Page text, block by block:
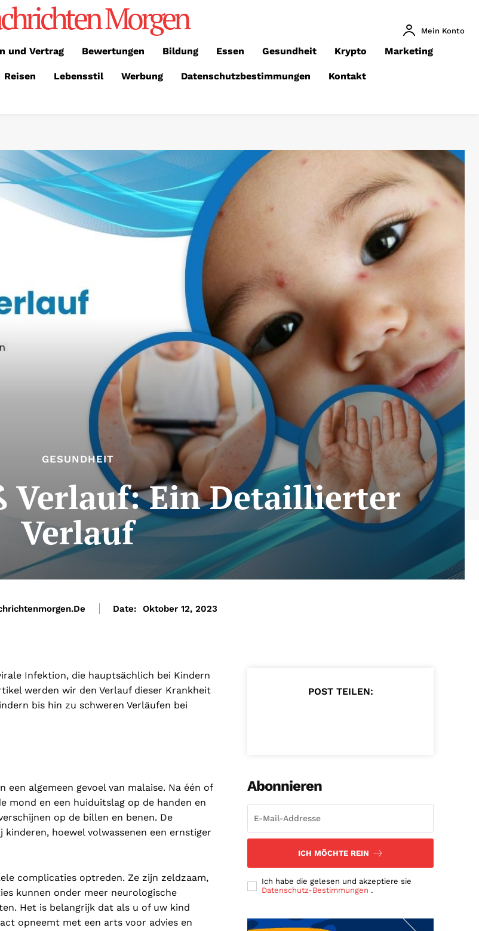
Morgen Mein Konto
und Vertrag Bewertungen Bildung Essen Gesundheit Krypto Marketing
Reisen Lebensstil Werbung Datenschutzbestimmungen Kontakt
GESUNDHEIT
Verlauf: Ein Detaillierter
Verlauf
Date: Oktober 12, 2023
Infektion, die hauptsächlich bei Kindern
werden wir den Verlauf dieser Krankheit
bis hin zu schweren Verläufen bei
algemeen gevoel van malaise. Na één of
mond en een huiduitslag op de handen en
op de billen en benen. De
hoewel volwassenen een ernstiger
complicaties optreden. Ze zijn zeldzaam,
kunnen onder meer neurologische
Het is belangrijk dat als u of uw kind
opneemt met een arts voor advies en
POST TEILEN:
Abonnieren
ICH MÖCHTE REIN
Ich habe die gelesen und akzeptiere sie
Datenschutz-Bestimmungen .